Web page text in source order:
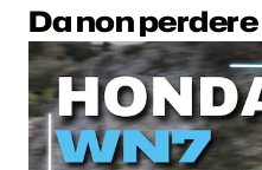
Da non perdere